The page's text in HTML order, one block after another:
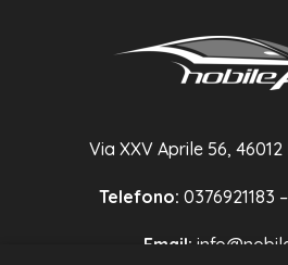
Via XXV Aprile 56,
Telefono: 0376921183
Email: